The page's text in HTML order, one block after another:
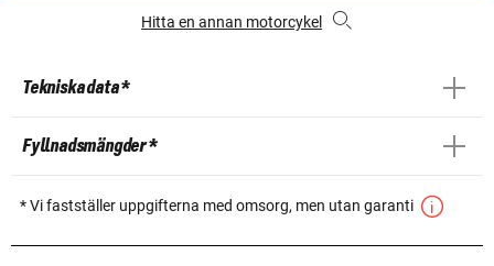
Hitta en annan motorcykel
Tekniska data *
Fyllnadsmängder *
* Vi fastställer uppgifterna med omsorg, men utan garanti